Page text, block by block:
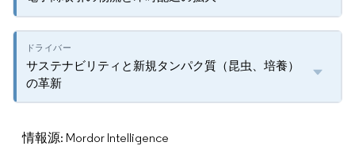
サステナビリティと新規タンパク質（昆虫、培養）
の革新
情報源: Mordor Intelligence